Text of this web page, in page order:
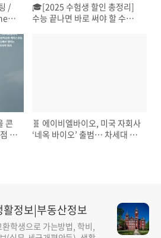
/
🎓[2025 수험생 할인 총정리]
수능 끝나면 바로 써야 할 수험
콘
공
🧬 에이비엘바이오, 미국 자회사
‘네옥 바이오’ 출범… 차세대 이
정보|부동산정보
학생으로 가는방법, 학비,